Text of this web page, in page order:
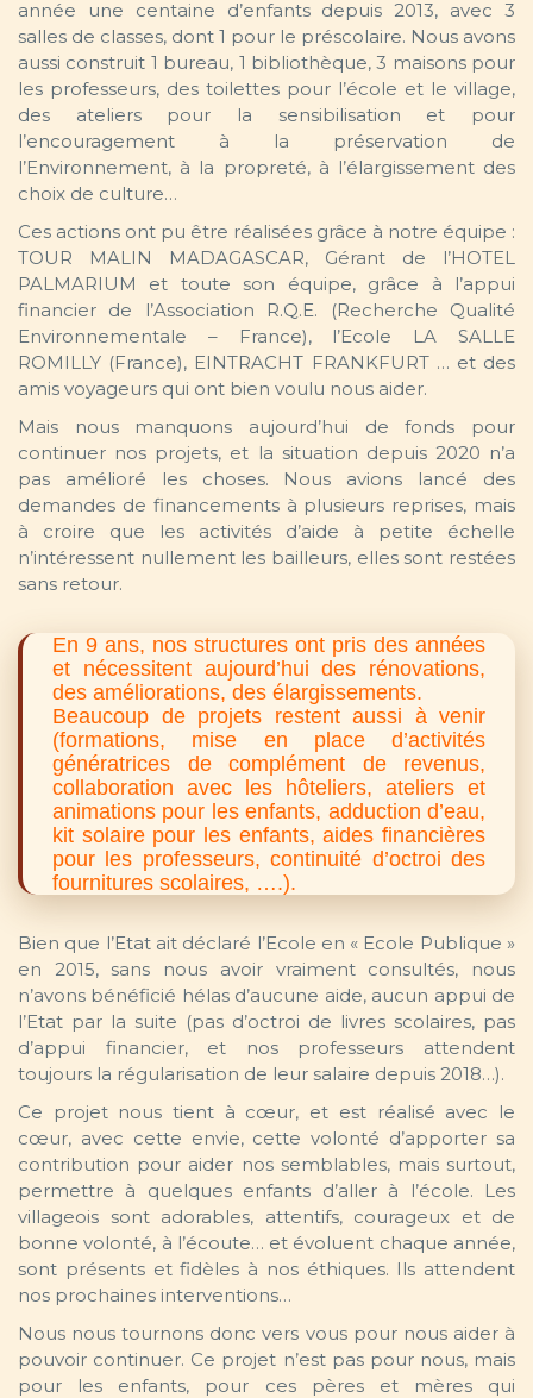
année une centaine d’enfants depuis 2013, avec 3
salles de classes, dont 1 pour le préscolaire. Nous avons
aussi construit 1 bureau, 1 bibliothèque, 3 maisons pour
les professeurs, des toilettes pour l’école et le village,
des ateliers pour la sensibilisation et pour
l’encouragement à la préservation de
l’Environnement, à la propreté, à l’élargissement des
choix de culture…
Ces actions ont pu être réalisées grâce à notre équipe :
TOUR MALIN MADAGASCAR, Gérant de l’HOTEL
PALMARIUM et toute son équipe, grâce à l’appui
financier de l’Association R.Q.E. (Recherche Qualité
Environnementale – France), l’Ecole LA SALLE
ROMILLY (France), EINTRACHT FRANKFURT … et des
amis voyageurs qui ont bien voulu nous aider.
Mais nous manquons aujourd’hui de fonds pour
continuer nos projets, et la situation depuis 2020 n’a
pas amélioré les choses. Nous avions lancé des
demandes de financements à plusieurs reprises, mais
à croire que les activités d’aide à petite échelle
n’intéressent nullement les bailleurs, elles sont restées
sans retour.
En 9 ans, nos structures ont pris des années
et nécessitent aujourd’hui des rénovations,
des améliorations, des élargissements.
Beaucoup de projets restent aussi à venir
(formations, mise en place d’activités
génératrices de complément de revenus,
collaboration avec les hôteliers, ateliers et
animations pour les enfants, adduction d’eau,
kit solaire pour les enfants, aides financières
pour les professeurs, continuité d’octroi des
fournitures scolaires, ….).
Bien que l’Etat ait déclaré l’Ecole en « Ecole Publique »
en 2015, sans nous avoir vraiment consultés, nous
n’avons bénéficié hélas d’aucune aide, aucun appui de
l’Etat par la suite (pas d’octroi de livres scolaires, pas
d’appui financier, et nos professeurs attendent
toujours la régularisation de leur salaire depuis 2018…).
Ce projet nous tient à cœur, et est réalisé avec le
cœur, avec cette envie, cette volonté d’apporter sa
contribution pour aider nos semblables, mais surtout,
permettre à quelques enfants d’aller à l’école. Les
villageois sont adorables, attentifs, courageux et de
bonne volonté, à l’écoute… et évoluent chaque année,
sont présents et fidèles à nos éthiques. Ils attendent
nos prochaines interventions…
Nous nous tournons donc vers vous pour nous aider à
pouvoir continuer. Ce projet n’est pas pour nous, mais
pour les enfants, pour ces pères et mères qui